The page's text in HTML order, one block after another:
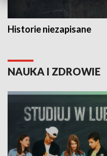
Historie niezapisane
NAUKA I ZDROWIE